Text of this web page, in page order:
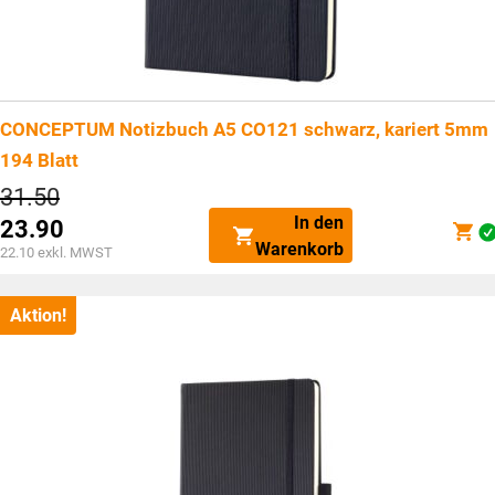
CONCEPTUM Notizbuch A5 CO121 schwarz, kariert 5mm
194 Blatt
31.50Ursprünglicher
Preis
war:
CHF31.50
23.90
Aktueller
ist:
CHF23.90.
22.10 exkl. MWST
In den
Warenkorb
Aktion!